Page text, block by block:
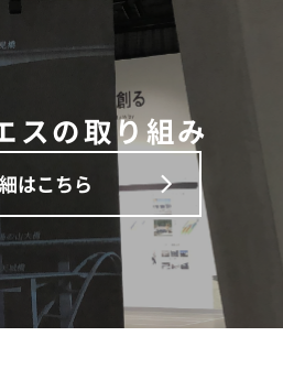
スの取り組み
はこちら